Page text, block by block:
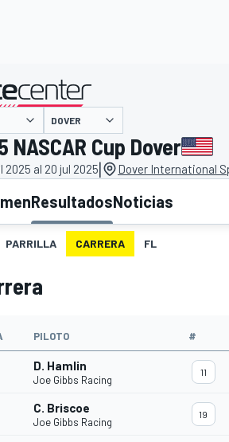
presentado por
DOVER
NASCAR Cup Dover
2025 al 20 jul 2025| Dover International
ResultadosNoticias
PARRILLA CARRERA FL
PILOTO #
D. Hamlin
Joe Gibbs Racing
11
C. Briscoe
Joe Gibbs Racing
19